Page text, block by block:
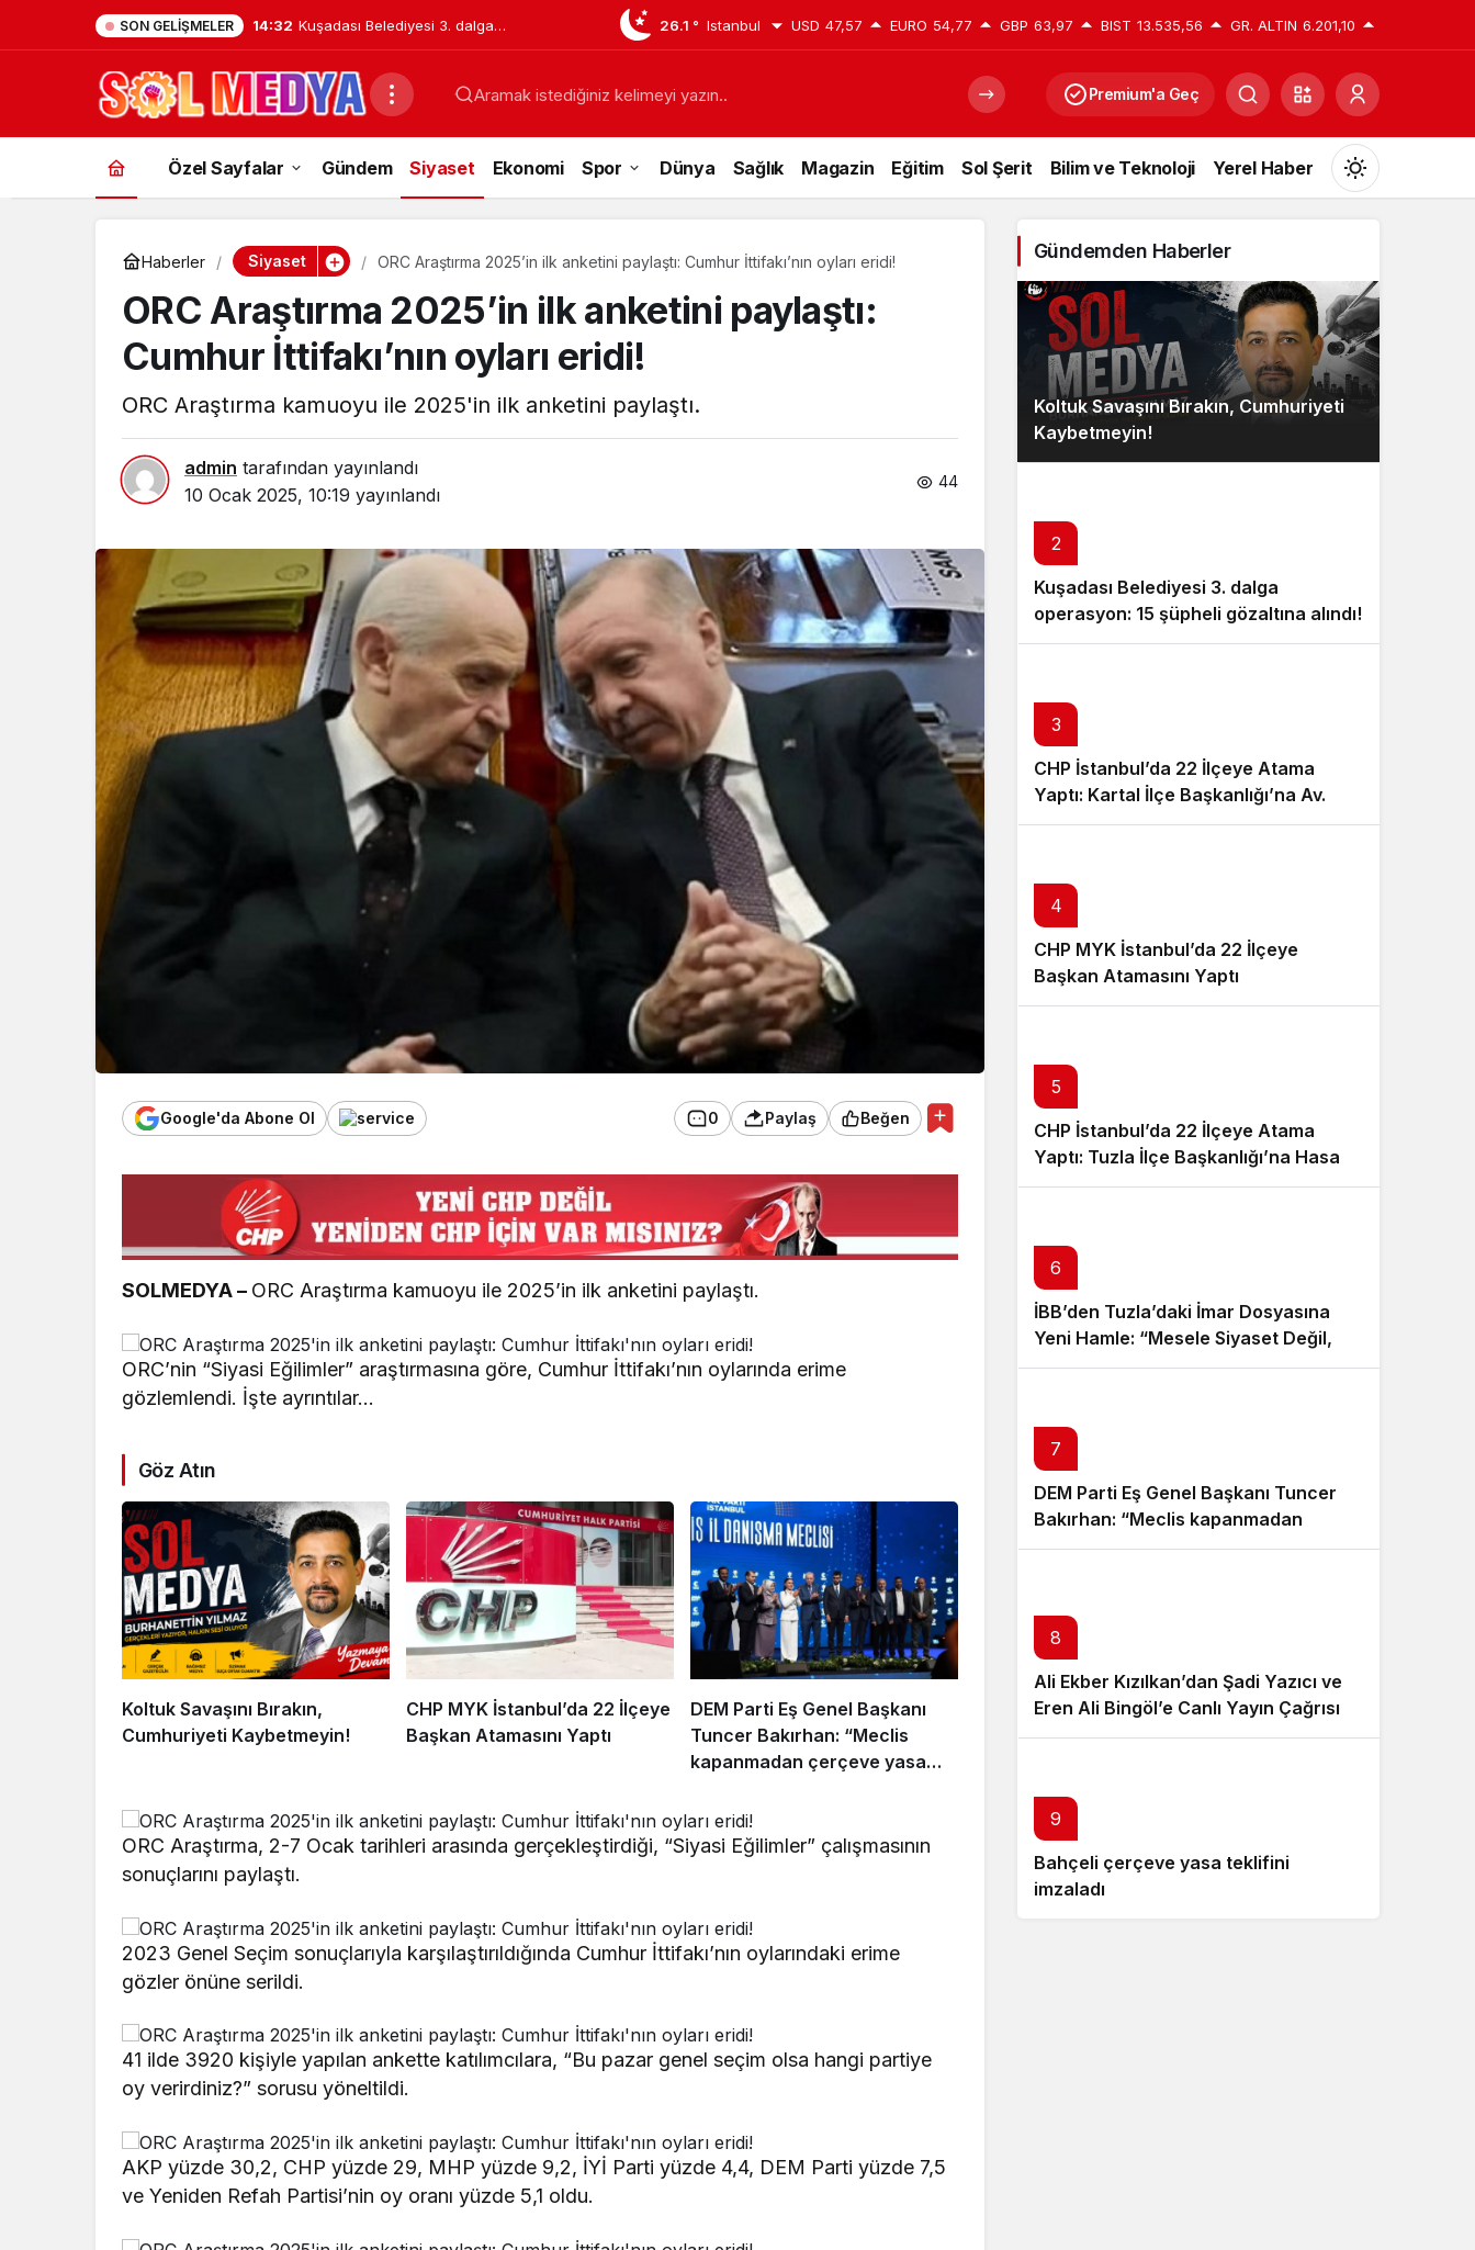
SON GELIŞMELER 14:32 Kuşadası Belediyesi 3. dalga
operasyon: 15 şüpheli gözaltına alındı!
26.1 ° Istanbul USD 47,57 EURO 54,77 GBP 63,97 BIST 13.535,56 GR. ALTIN 6.201,10
Aramak istediğiniz kelimeyi yazın.. Premium'a Geç
Özel Sayfalar Gündem Siyaset Ekonomi Spor Dünya Sağlık Magazin Eğitim Sol Şerit Bilim ve Teknoloji Yerel Haber
Mod
değiştir
Gündüz Modu
Gündüz modunu seçin.
Gece Modu
Haberler Siyaset ORC Araştırma 2025’in ilk anketini paylaştı: Cumhur İttifakı’nın oyları eridi!
ORC Araştırma 2025’in ilk anketini paylaştı:
Cumhur İttifakı’nın oyları eridi!
ORC Araştırma kamuoyu ile 2025'in ilk anketini paylaştı.
admin tarafından yayınlandı
10 Ocak 2025, 10:19 yayınlandı
44
Google'da Abone Ol 0 Paylaş Beğen
SOLMEDYA – ORC Araştırma kamuoyu ile 2025’in ilk anketini paylaştı.
ORC’nin “Siyasi Eğilimler” araştırmasına göre, Cumhur İttifakı’nın oylarında erime
gözlemlendi. İşte ayrıntılar…
Göz Atın
Koltuk Savaşını Bırakın,
Cumhuriyeti Kaybetmeyin!
CHP MYK İstanbul’da 22 İlçeye
Başkan Atamasını Yaptı
DEM Parti Eş Genel Başkanı
Tuncer Bakırhan: “Meclis
kapanmadan çerçeve yasa
ORC Araştırma, 2-7 Ocak tarihleri arasında gerçekleştirdiği, “Siyasi Eğilimler” çalışmasının
sonuçlarını paylaştı.
2023 Genel Seçim sonuçlarıyla karşılaştırıldığında Cumhur İttifakı’nın oylarındaki erime
gözler önüne serildi.
41 ilde 3920 kişiyle yapılan ankette katılımcılara, “Bu pazar genel seçim olsa hangi partiye
oy verirdiniz?” sorusu yöneltildi.
AKP yüzde 30,2, CHP yüzde 29, MHP yüzde 9,2, İYİ Parti yüzde 4,4, DEM Parti yüzde 7,5
ve Yeniden Refah Partisi’nin oy oranı yüzde 5,1 oldu.
Gündemden Haberler
Koltuk Savaşını Bırakın, Cumhuriyeti
Kaybetmeyin!
2
Kuşadası Belediyesi 3. dalga
operasyon: 15 şüpheli gözaltına alındı!
3
CHP İstanbul’da 22 İlçeye Atama
Yaptı: Kartal İlçe Başkanlığı’na Av.
Neşe Büklü Getirildi
4
CHP MYK İstanbul’da 22 İlçeye
Başkan Atamasını Yaptı
5
CHP İstanbul’da 22 İlçeye Atama
Yaptı: Tuzla İlçe Başkanlığı’na Hasan
Uzunyayla Getirildi
6
İBB’den Tuzla’daki İmar Dosyasına
Yeni Hamle: “Mesele Siyaset Değil,
Kamu Yararı”
7
DEM Parti Eş Genel Başkanı Tuncer
Bakırhan: “Meclis kapanmadan
çerçeve yasa çıkarılmalıdır”
8
Ali Ekber Kızılkan’dan Şadi Yazıcı ve
Eren Ali Bingöl’e Canlı Yayın Çağrısı
9
Bahçeli çerçeve yasa teklifini
imzaladı
10
Özgür Özel istifa çağrısı yaptı:
Darbecilerden butlancılardan